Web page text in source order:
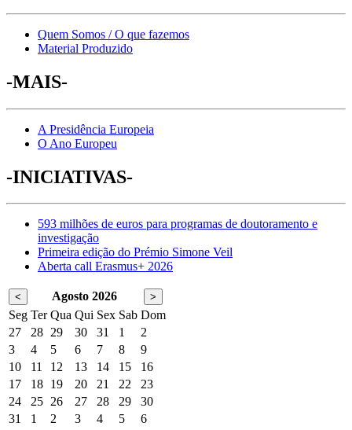
Quem Somos / O que fazemos
Material Produzido
-MAIS-
A Presidência Europeia
O Ano Europeu
-INICIATIVAS-
593 milhões de euros para programas de doutoramento e
investigação
Primeira edição do Prémio Simone Veil
Aberta call Erasmus+ 2026
< Agosto 2026 >
Seg Ter Qua Qui Sex Sab Dom
27
28 29 30 31 1
2
3
4 5 6 7 8
9
10
11 12 13 14 15
16
17
18 19 20 21 22
23
24
25 26 27 28 29
30
31
1 2 3 4 5 6